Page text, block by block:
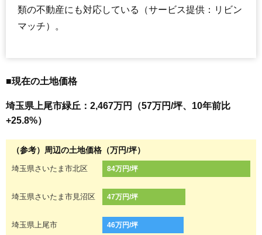
類の不動産にも対応している（サービス提供：リビン
マッチ）。
■現在の土地価格
埼玉県上尾市緑丘：2,467万円（57万円/坪、10年前比
+25.8%）
（参考）周辺の土地価格（万円/坪）
埼玉県さいたま市北区 84万円/坪
埼玉県さいたま市見沼区 47万円/坪
埼玉県上尾市 46万円/坪